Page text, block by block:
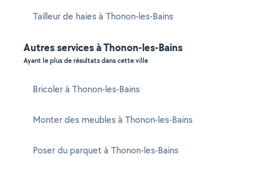
Tailleur de haies à Thonon-les-Bains
Autres services à Thonon-les-Bains
Ayant le plus de résultats dans cette ville
Bricoler à Thonon-les-Bains
Monter des meubles à Thonon-les-Bains
Poser du parquet à Thonon-les-Bains